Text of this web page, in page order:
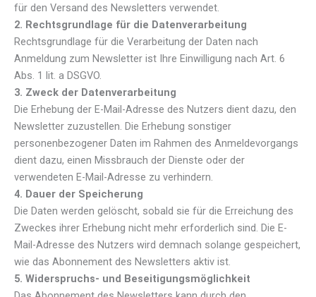
für den Versand des Newsletters verwendet.
2. Rechtsgrundlage für die Datenverarbeitung
Rechtsgrundlage für die Verarbeitung der Daten nach
Anmeldung zum Newsletter ist Ihre Einwilligung nach Art. 6
Abs. 1 lit. a DSGVO.
3. Zweck der Datenverarbeitung
Die Erhebung der E-Mail-Adresse des Nutzers dient dazu, den
Newsletter zuzustellen. Die Erhebung sonstiger
personenbezogener Daten im Rahmen des Anmeldevorgangs
dient dazu, einen Missbrauch der Dienste oder der
verwendeten E-Mail-Adresse zu verhindern.
4. Dauer der Speicherung
Die Daten werden gelöscht, sobald sie für die Erreichung des
Zweckes ihrer Erhebung nicht mehr erforderlich sind. Die E-
Mail-Adresse des Nutzers wird demnach solange gespeichert,
wie das Abonnement des Newsletters aktiv ist.
5. Widerspruchs- und Beseitigungsmöglichkeit